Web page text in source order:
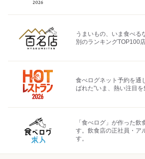
うまいもの、いま食べる
別のランキングTOP100
食べログネット予約を通
ばれた"いま、熱い注目
「食べログ」が作った
す。飲食店の正社員・ア
す。